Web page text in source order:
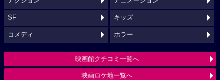
SF キッズ
コメディ ホラー
映画館クチコミ一覧へ
映画ロケ地一覧へ